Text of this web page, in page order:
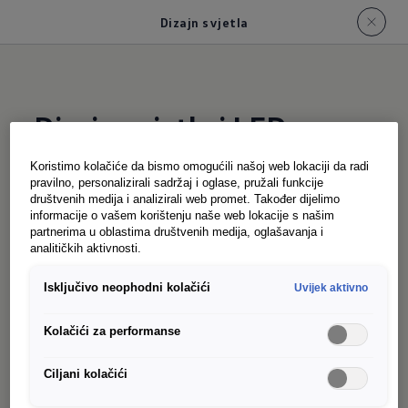
Dizajn svjetla
Dizajn svjetla i LED
prednja svjetla ID. Buzz
Cargo
farovima i LED zadnjim svjetlima. Na primjer,
"pogledom" IQ.LIGHT LED matrix farova
auta. Još jedna zanimljivost: opcionalni IQ.LIGHT
Koristimo kolačiće da bismo omogućili našoj web lokaciji da radi
pravilno, personalizirali sadržaj i oglase, pružali funkcije
društvenih medija i analizirali web promet. Također dijelimo
informacije o vašem korištenju naše web lokacije s našim
partnerima u oblastima društvenih medija, oglašavanja i
analitičkih aktivnosti.
Isključivo neophodni kolačići Uvijek aktivno
Kolačići za performanse
Ciljani kolačići